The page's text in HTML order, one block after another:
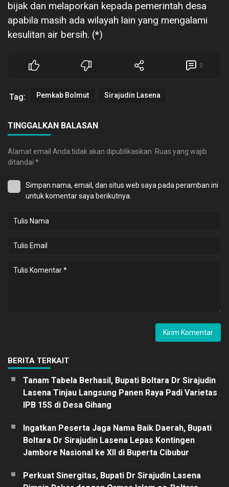
bijak dan melaporkan kepada pemerintah desa
apabila masih ada wilayah lain yang mengalami
kesulitan air bersih. (*)
0
Tag: Pemkab Bolmut Sirajudin Lasena
TINGGALKAN BALASAN
Alamat email Anda tidak akan dipublikasikan. Ruas yang wajib
ditandai *
Simpan nama, email, dan situs web saya pada peramban ini
untuk komentar saya berikutnya.
BERITA TERKAIT
Tanam Tabela Berhasil, Bupati Boltara Dr Sirajudin
Lasena Tinjau Langsung Panen Raya Padi Varietas
IPB 15S di Desa Gihang
Ingatkan Peserta Jaga Nama Baik Daerah, Bupati
Boltara Dr Sirajudin Lasena Lepas Kontingen
Jambore Nasional ke XII di Buperta Cibubur
Perkuat Sinergitas, Bupati Dr Sirajudin Lasena